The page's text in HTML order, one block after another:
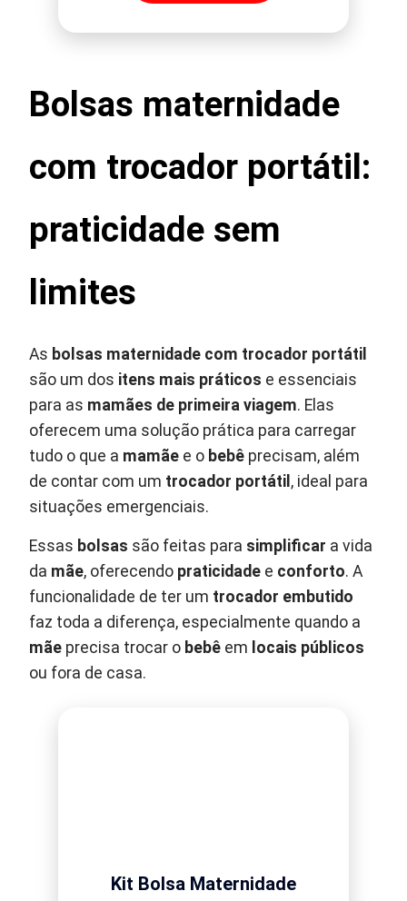
Bolsas maternidade
com trocador portátil:
praticidade sem
limites
As bolsas maternidade com trocador portátil
são um dos itens mais práticos e essenciais
para as mamães de primeira viagem. Elas
oferecem uma solução prática para carregar
tudo o que a mamãe e o bebê precisam, além
de contar com um trocador portátil , ideal para
situações emergenciais.
Essas bolsas são feitas para simplificar a vida
da mãe, oferecendo praticidade e conforto. A
funcionalidade de ter um trocador embutido
faz toda a diferença, especialmente quando a
mãe precisa trocar o bebê em locais públicos
ou fora de casa.
Kit Bolsa Maternidade